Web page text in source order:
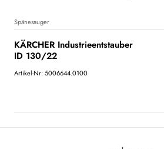
Spänesauger
KÄRCHER Industrieentstauber
ID 130/22
Artikel-Nr: 5006644.0100